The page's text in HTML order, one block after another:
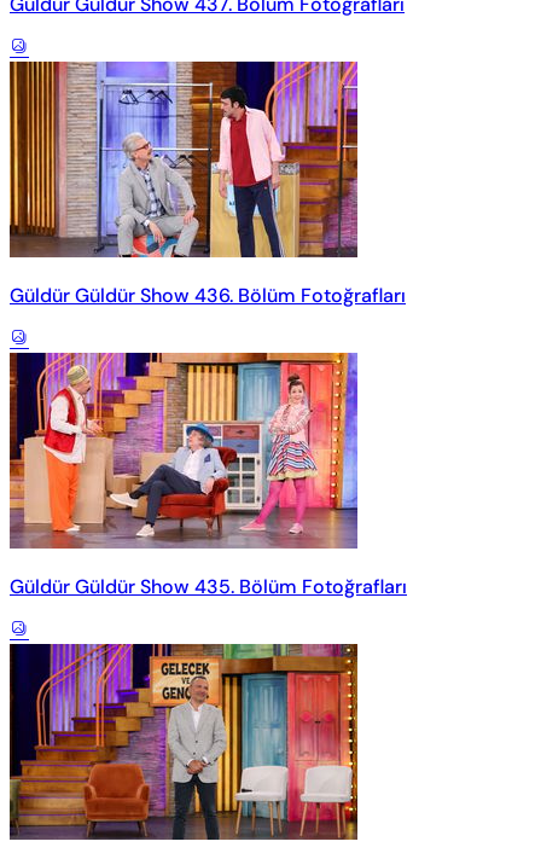
Güldür Güldür Show 436. Bölüm Fotoğrafları
Güldür Güldür Show 435. Bölüm Fotoğrafları